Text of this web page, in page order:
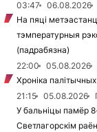
03:47 06.08.2026
На пяці
тэмпературныя
(падрабязна)
22:00
05.08.2026
Хроніка
21:15
05.08.2026
У бальніцы памёр
Светлагорскім